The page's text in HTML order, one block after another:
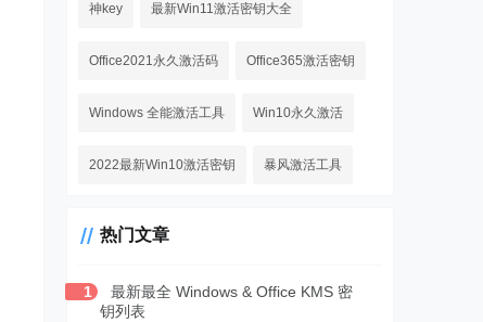
神key 最新Win11激活密钥大全
Office2021永久激活码 Office365激活密钥
Windows 全能激活工具 Win10永久激活
2022最新Win10激活密钥 暴风激活工具
热门文章
1
最新最全 Windows & Office KMS 密
钥列表